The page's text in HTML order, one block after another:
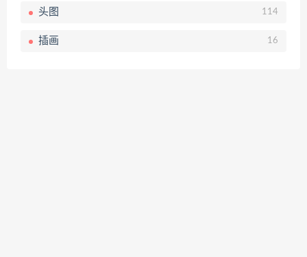
头图 114
插画 16